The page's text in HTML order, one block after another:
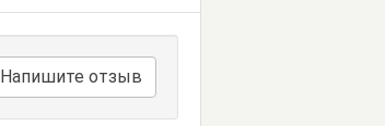
Напишите отзыв